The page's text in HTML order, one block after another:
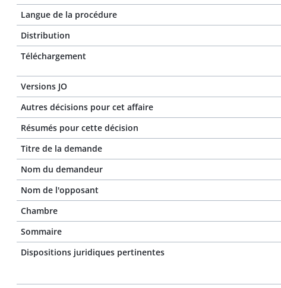
Langue de la procédure
Distribution
Téléchargement
Versions JO
Autres décisions pour cet affaire
Résumés pour cette décision
Titre de la demande
Nom du demandeur
Nom de l'opposant
Chambre
Sommaire
Dispositions juridiques pertinentes